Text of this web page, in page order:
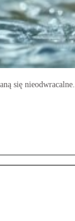
się nieodwracalne.